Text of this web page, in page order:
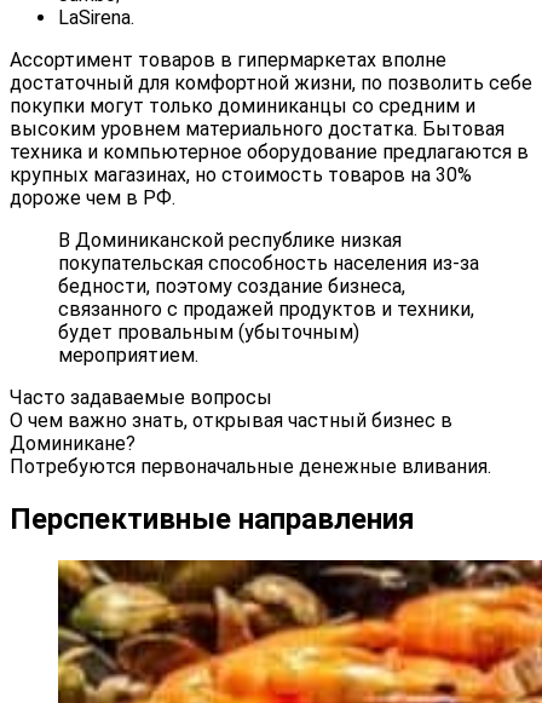
LaSirena.
Ассортимент товаров в гипермаркетах вполне
достаточный для комфортной жизни, по позволить себе
покупки могут только доминиканцы со средним и
высоким уровнем материального достатка. Бытовая
техника и компьютерное оборудование предлагаются в
крупных магазинах, но стоимость товаров на 30%
дороже чем в РФ.
В Доминиканской республике низкая
покупательская способность населения из-за
бедности, поэтому создание бизнеса,
связанного с продажей продуктов и техники,
будет провальным (убыточным)
мероприятием.
Часто задаваемые вопросы
О чем важно знать, открывая частный бизнес в
Доминикане?
Потребуются первоначальные денежные вливания.
Перспективные направления